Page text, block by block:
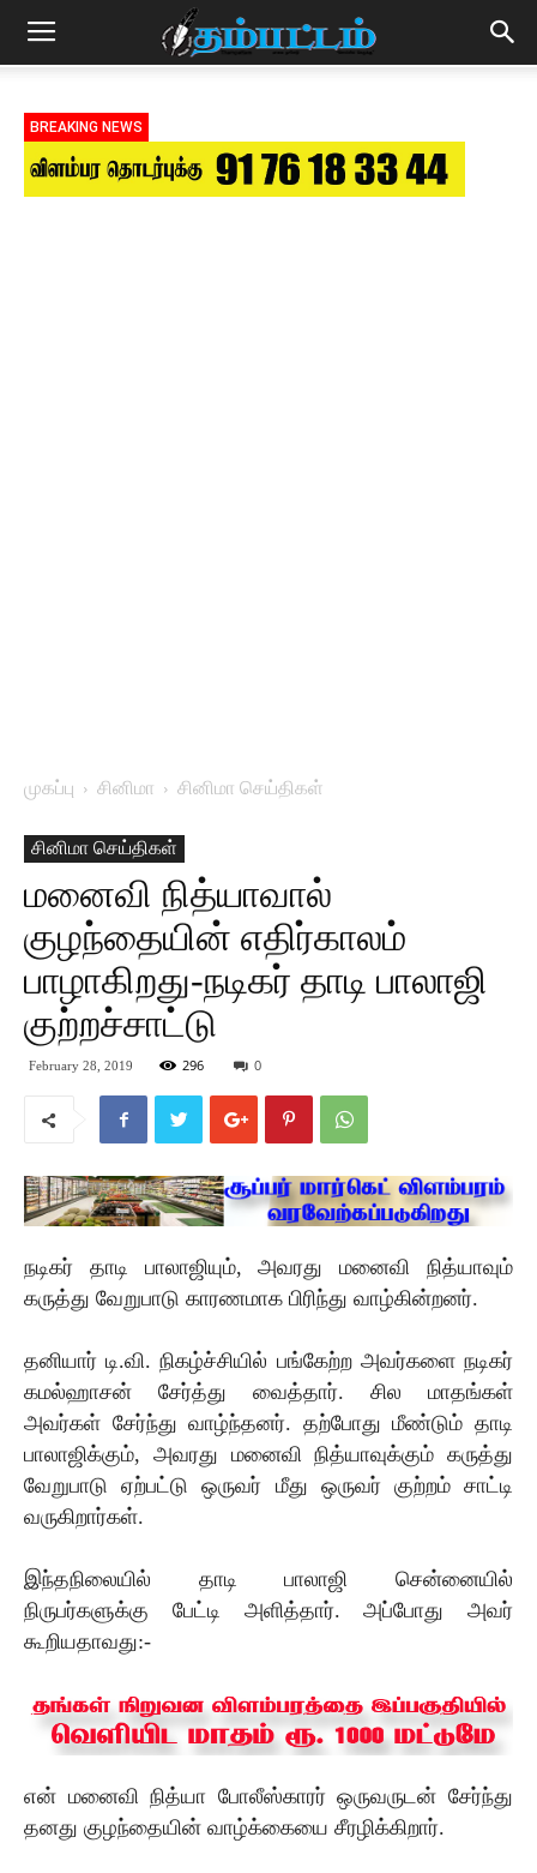
BREAKING NEWS
முகப்பு சினிமா சினிமா செய்திகள்
சினிமா செய்திகள்
மனைவி நித்யாவால்
குழந்தையின் எதிர்காலம்
பாழாகிறது-நடிகர் தாடி பாலாஜி
குற்றச்சாட்டு
February 28, 2019 296 0
நடிகர் தாடி பாலாஜியும், அவரது மனைவி நித்யாவும்
கருத்து வேறுபாடு காரணமாக பிரிந்து வாழ்கின்றனர்.
தனியார் டி.வி. நிகழ்ச்சியில் பங்கேற்ற அவர்களை நடிகர்
கமல்ஹாசன் சேர்த்து வைத்தார். சில மாதங்கள்
அவர்கள் சேர்ந்து வாழ்ந்தனர். தற்போது மீண்டும் தாடி
பாலாஜிக்கும், அவரது மனைவி நித்யாவுக்கும் கருத்து
வேறுபாடு ஏற்பட்டு ஒருவர் மீது ஒருவர் குற்றம் சாட்டி
வருகிறார்கள்.
இந்தநிலையில் தாடி பாலாஜி சென்னையில்
நிருபர்களுக்கு பேட்டி அளித்தார். அப்போது அவர்
கூறியதாவது:-
என் மனைவி நித்யா போலீஸ்காரர் ஒருவருடன் சேர்ந்து
தனது குழந்தையின் வாழ்க்கையை சீரழிக்கிறார்.